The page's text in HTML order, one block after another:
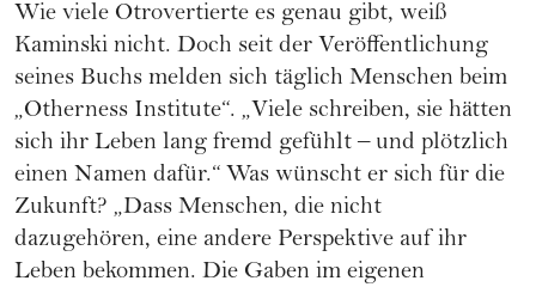
Wie viele Otrovertierte es genau gibt, weiß
Kaminski nicht. Doch seit der Veröffentlichung
seines Buchs melden sich täglich Menschen beim
„Otherness Institute“. „Viele schreiben, sie hätten
sich ihr Leben lang fremd gefühlt – und plötzlich
einen Namen dafür.“ Was wünscht er sich für die
Zukunft? „Dass Menschen, die nicht
dazugehören, eine andere Perspektive auf ihr
Leben bekommen. Die Gaben im eigenen